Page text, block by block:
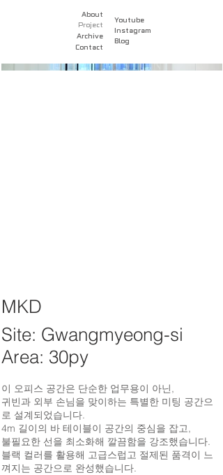
About
Project
Archive
Contact
Youtube
Instagram
Blog
MKD
Site: Gwangmyeong-si
Area: 30py
이 오피스 공간은 단순한 업무용이 아닌,
귀빈과 외부 손님을 맞이하는 특별한 미팅 공간으
로 설계되었습니다.
4m 길이의 바 테이블이 공간의 중심을 잡고,
불필요한 선을 최소화해 깔끔함을 강조했습니다.
블랙 컬러를 활용해 고급스럽고 절제된 품격이 느
껴지는 공간으로 완성했습니다.